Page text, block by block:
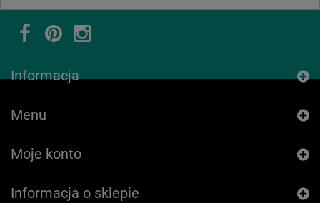
Informacja
Menu
Moje konto
Informacja o sklepie